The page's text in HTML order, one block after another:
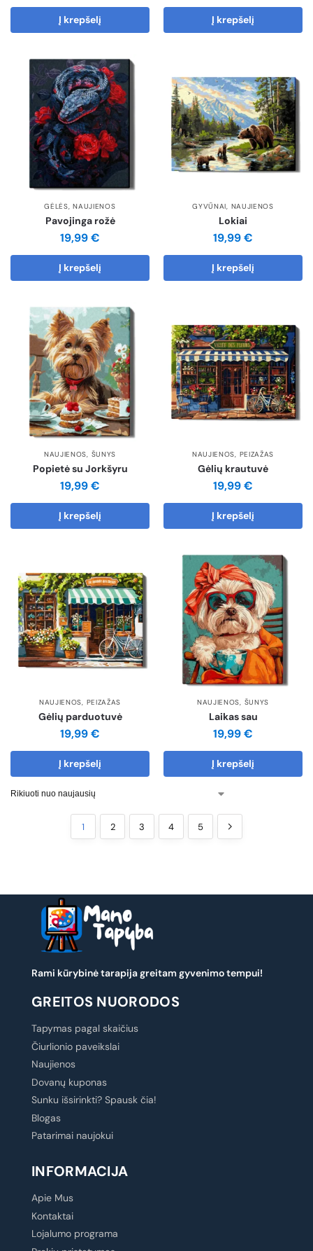
Į krepšelį Į krepšelį
GĖLĖS,NAUJIENOS
Pavojinga rožė
19,99€
Į krepšelį
GYVŪNAI, NAUJIENOS
Lokiai
19,99€
Į krepšelį
NAUJIENOS, ŠUNYS
Popietė su Jorkšyru
19,99€
Į krepšelį
NAUJIENOS, PEIZAŽAS
Gėlių krautuvė
19,99€
Į krepšelį
NAUJIENOS, PEIZAŽAS
Gėlių parduotuvė
19,99€
Į krepšelį
NAUJIENOS, ŠUNYS
Laikas sau
19,99€
Į krepšelį
1 2 3 4 5
Rami kūrybinė tarapija greitam gyvenimo tempui!
GREITOS NUORODOS
Tapymas pagal skaičius
Čiurlionio paveikslai
Naujienos
Dovanų kuponas
Sunku išsirinkti? Spausk čia!
Blogas
Patarimai naujokui
INFORMACIJA
Apie Mus
Kontaktai
Lojalumo programa